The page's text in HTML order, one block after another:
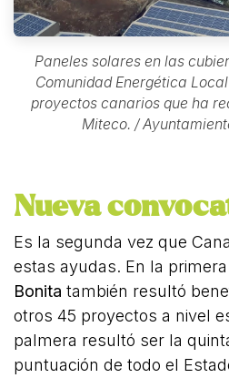
Paneles solares en las
Comunidad Energética
proyectos canarios que ha
Miteco. /
Nueva
Es la segunda vez que
estas ayudas. En la
Bonita también resultó
otros 45 proyectos a nivel
palmera resultó ser la
puntuación de todo el